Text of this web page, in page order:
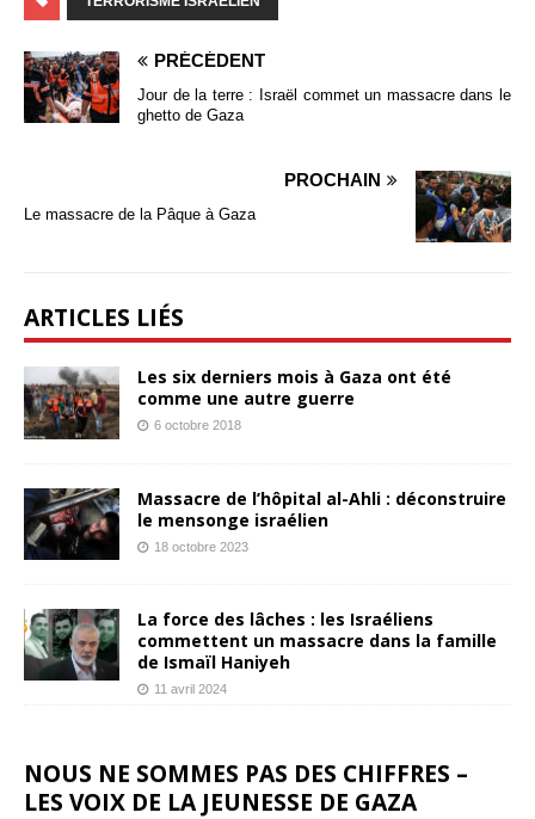
PRÉCÉDENT
Jour de la terre : Israël commet un massacre dans le
ghetto de Gaza
PROCHAIN
Le massacre de la Pâque à Gaza
ARTICLES LIÉS
Les six derniers mois à Gaza ont été
comme une autre guerre
6 octobre 2018
Massacre de l’hôpital al-Ahli : déconstruire
le mensonge israélien
18 octobre 2023
La force des lâches : les Israéliens
commettent un massacre dans la famille
de Ismaïl Haniyeh
11 avril 2024
NOUS NE SOMMES PAS DES CHIFFRES –
LES VOIX DE LA JEUNESSE DE GAZA